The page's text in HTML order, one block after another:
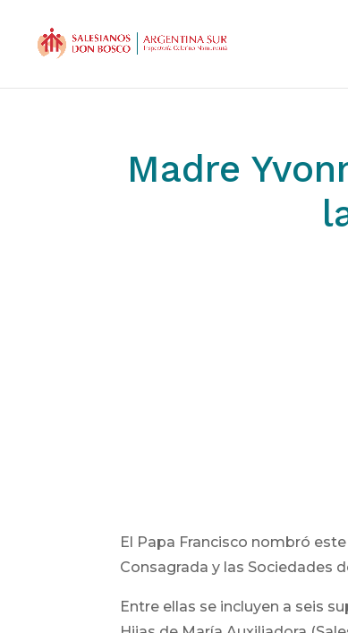
Madre
El Papa Francisco nombró
Consagrada y las Sociedades
Entre ellas se incluyen a seis